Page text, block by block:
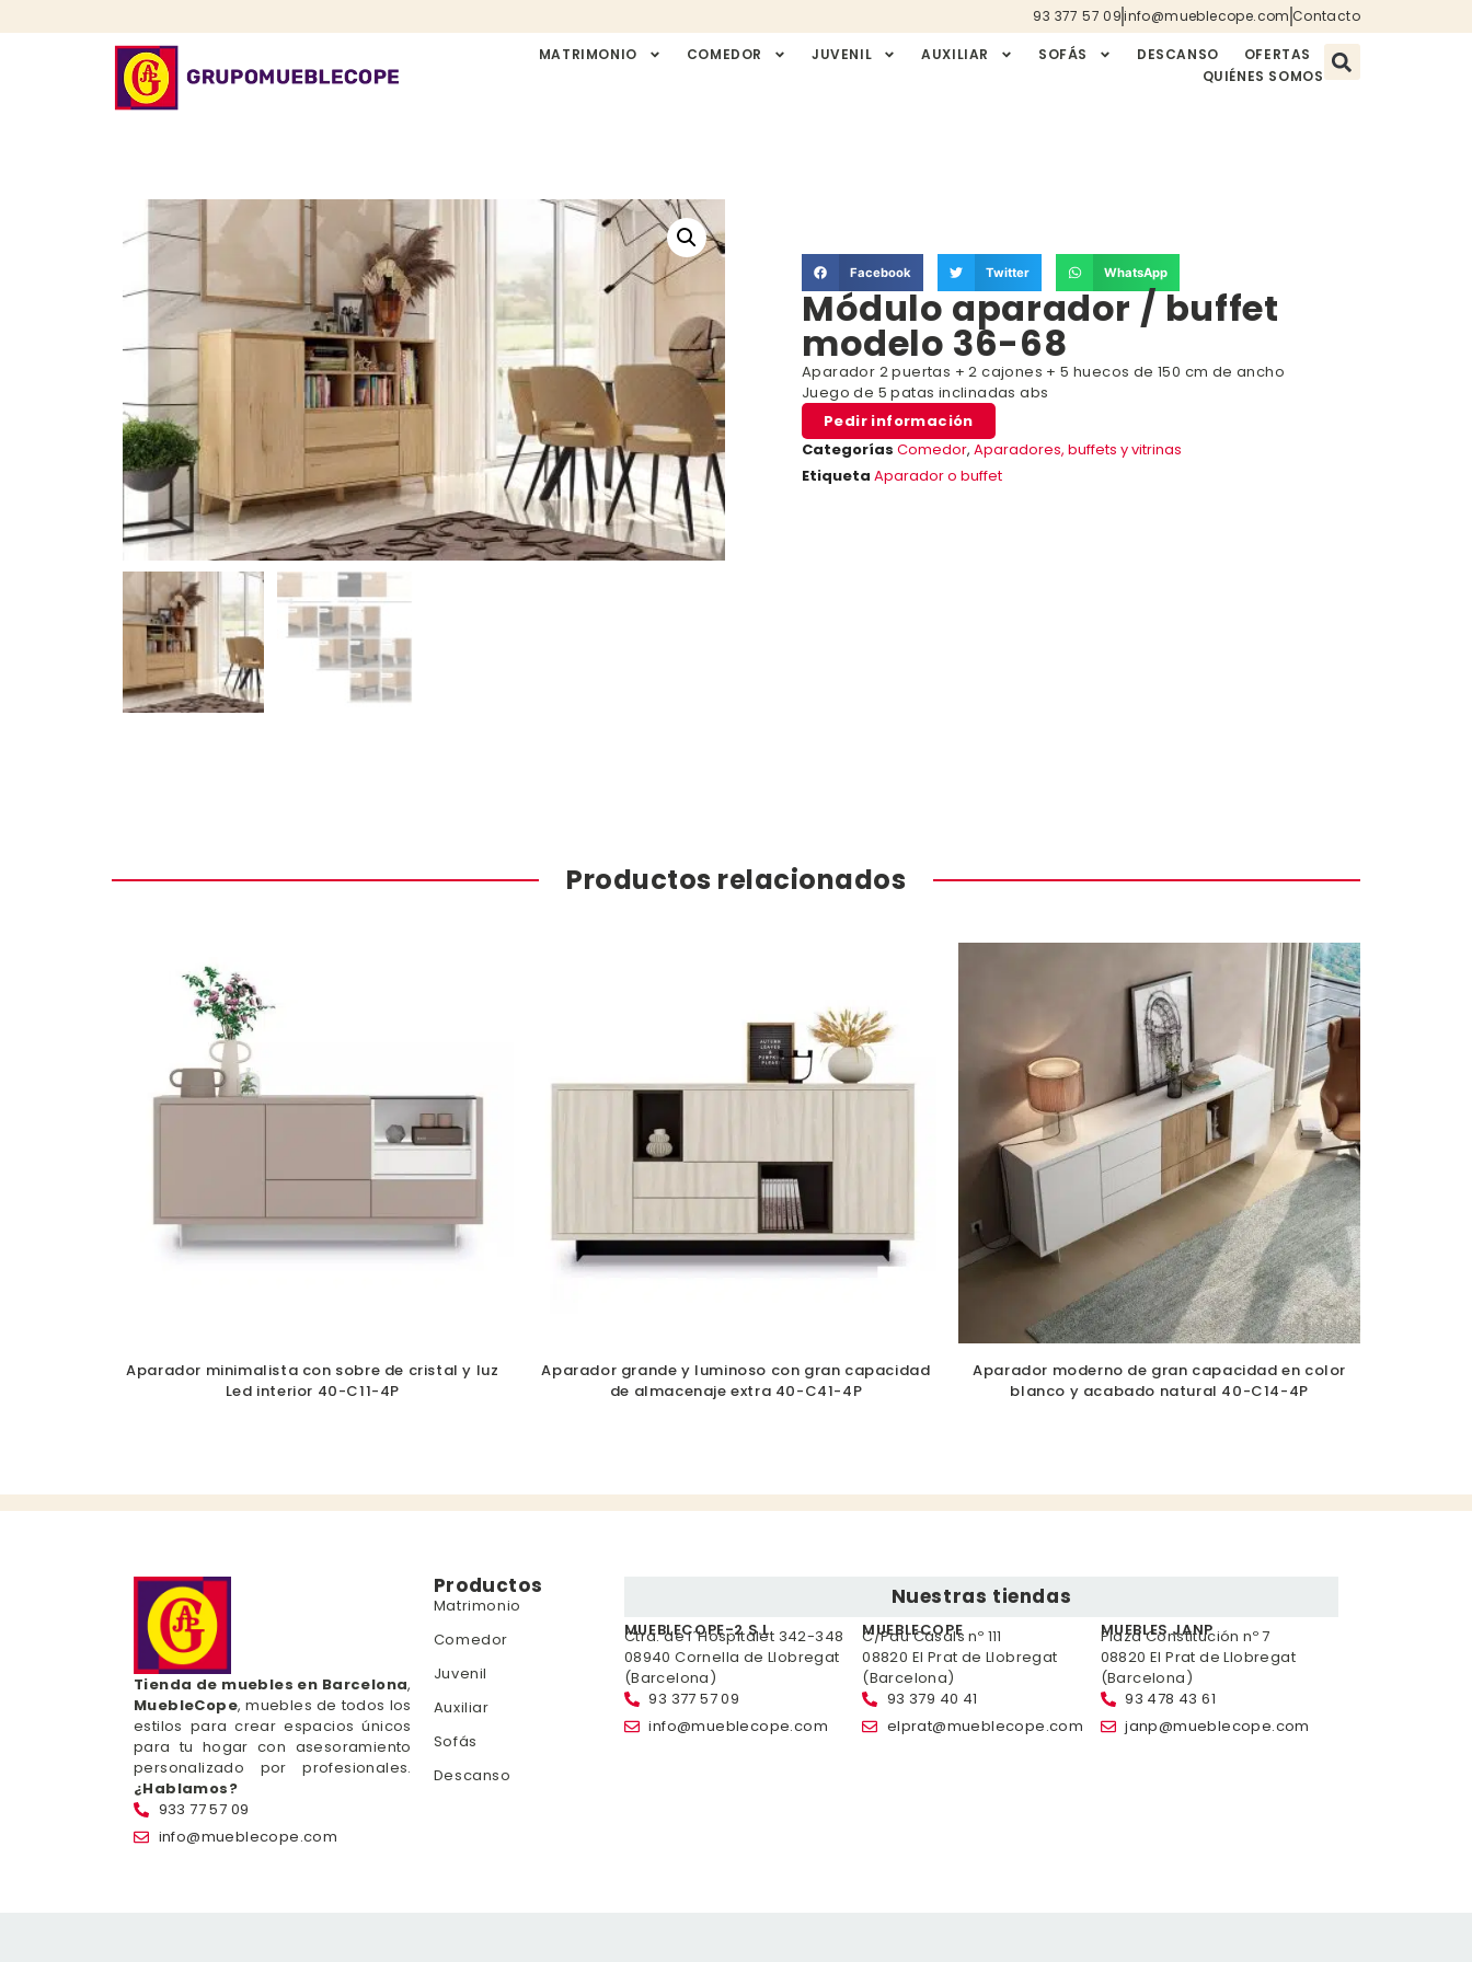
93 377 57 09info@mueblecope.com Contacto
MATRIMONIO COMEDOR JUVENIL AUXILIAR SOFÁS DESCANSO
OFERTAS
QUIÉNES SOMOS
Facebook Twitter WhatsApp
Módulo aparador / buffet
modelo 36-68
Aparador 2 puertas + 2 cajones + 5 huecos de 150 cm de ancho
Juego de 5 patas inclinadas abs
Pedir información
Categorías Comedor, Aparadores, buffets y vitrinas
Etiqueta Aparador o buffet
Productos relacionados
Aparador minimalista con sobre de cristal y luz
Led interior 40-C11-4P
Aparador grande y luminoso con gran capacidad
de almacenaje extra 40-C41-4P
Aparador moderno de gran capacidad en color
blanco y acabado natural 40-C14-4P
Tienda de muebles en Barcelona,
MuebleCope, muebles de todos los
estilos para crear espacios únicos
para tu hogar con asesoramiento
personalizado por profesionales.
¿Hablamos?
933 77 57 09
info@mueblecope.com
Productos
Matrimonio
Comedor
Juvenil
Auxiliar
Sofás
Descanso
Nuestras tiendas
MUEBLECOPE-2 S.L.
Ctra. de l´Hospitalet 342-348
08940 Cornella de Llobregat
(Barcelona)
93 377 57 09
info@mueblecope.com
MUEBLECOPE
C/Pau Casals nº 111
08820 El Prat de Llobregat
(Barcelona)
93 379 40 41
elprat@mueblecope.com
MUEBLES JANP
Plaza Constitución nº 7
08820 El Prat de Llobregat
(Barcelona)
93 478 43 61
janp@mueblecope.com